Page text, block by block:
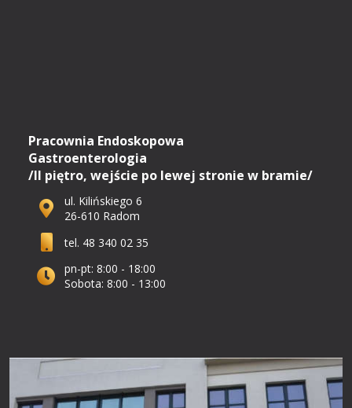
Pracownia Endoskopowa
Gastroenterologia
/II piętro, wejście po lewej stronie w bramie/
ul. Kilińskiego 6
26-610 Radom
tel. 48 340 02 35
pn-pt: 8:00 - 18:00
Sobota: 8:00 - 13:00